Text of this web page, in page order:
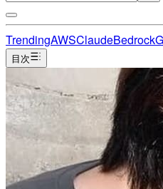
TrendingAWSClaudeBedrock
目次